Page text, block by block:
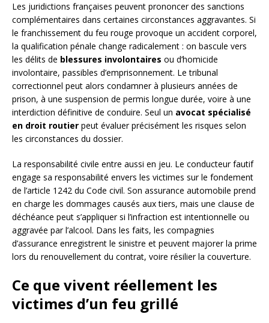
Les juridictions françaises peuvent prononcer des sanctions
complémentaires dans certaines circonstances aggravantes. Si
le franchissement du feu rouge provoque un accident corporel,
la qualification pénale change radicalement : on bascule vers
les délits de blessures involontaires ou d’homicide
involontaire, passibles d’emprisonnement. Le tribunal
correctionnel peut alors condamner à plusieurs années de
prison, à une suspension de permis longue durée, voire à une
interdiction définitive de conduire. Seul un avocat spécialisé
en droit routier peut évaluer précisément les risques selon
les circonstances du dossier.
La responsabilité civile entre aussi en jeu. Le conducteur fautif
engage sa responsabilité envers les victimes sur le fondement
de l’article 1242 du Code civil. Son assurance automobile prend
en charge les dommages causés aux tiers, mais une clause de
déchéance peut s’appliquer si l’infraction est intentionnelle ou
aggravée par l’alcool. Dans les faits, les compagnies
d’assurance enregistrent le sinistre et peuvent majorer la prime
lors du renouvellement du contrat, voire résilier la couverture.
Ce que vivent réellement les
victimes d’un feu grillé